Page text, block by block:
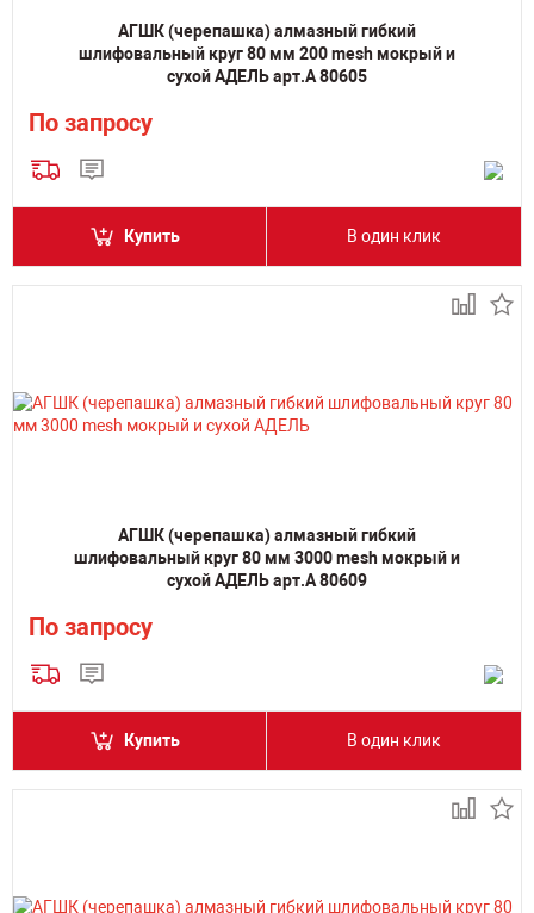
АГШК (черепашка) алмазный гибкий
шлифовальный круг 80 мм 200 mesh мокрый и
сухой АДЕЛЬ арт.А 80605
По запросу
Купить В один клик
АГШК (черепашка) алмазный гибкий
шлифовальный круг 80 мм 3000 mesh мокрый и
сухой АДЕЛЬ арт.А 80609
По запросу
Купить В один клик